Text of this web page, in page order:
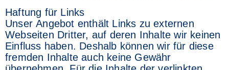
Haftung für Links
Unser Angebot enthält Links zu externen
Webseiten Dritter, auf deren Inhalte wir keinen
Einfluss haben. Deshalb können wir für diese
fremden Inhalte auch keine Gewähr